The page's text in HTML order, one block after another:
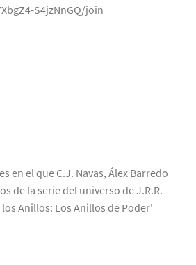
S4jzNnGQ/join
en el que C.J. Navas, Álex Barredo
de la serie del universo de J.R.R.
Anillos: Los Anillos de Poder'